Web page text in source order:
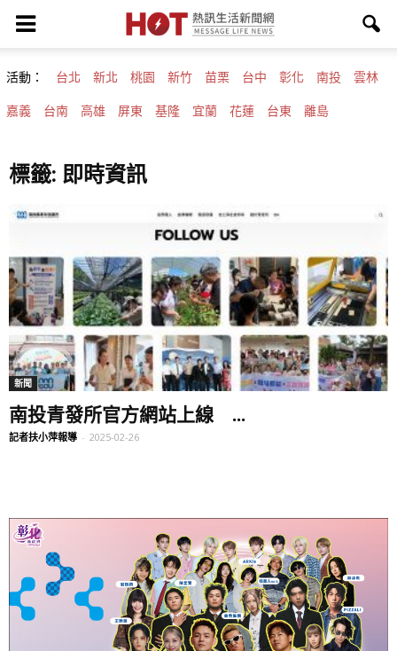
活動： 台北 新北 桃園 新竹 苗栗 台中 彰化 南投 雲林
嘉義 台南 高雄 屏東 基隆 宜蘭 花蓮 台東 離島
標籤: 即時資訊
新聞
南投青發所官方網站上線 ...
記者扶小萍報導 - 2025-02-26